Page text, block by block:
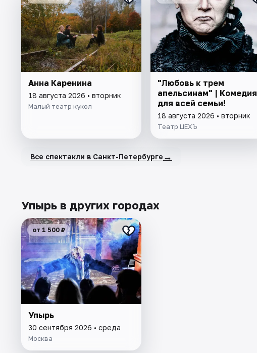
Анна Каренина
18 августа 2026 • вторник
Малый театр кукол
"Любовь к трем
апельсинам" | Комедия
для всей семьи!
18 августа 2026 • вторник
Театр ЦЕХЪ
Все спектакли в Санкт-Петербурге →
Упырь в других городах
от 1 500 ₽
Упырь
30 сентября 2026 • среда
Москва